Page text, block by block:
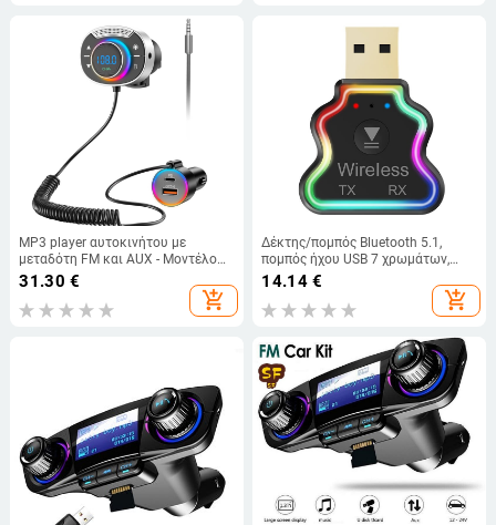
MP3 player αυτοκινήτου με
μεταδότη FM και AUX - Μοντέλο
T86, είσοδος 12-24V, 78–107,5
MHz, παραμόρφωση 10%, εμβέλεια
10 m
31.30 €
add_shopping_cart
Δέκτης/πομπός Bluetooth 5.1,
πομπός ήχου USB 7 χρωμάτων,
πομπός Bluetooth για φορητό
14.14€
add_shopping_cart